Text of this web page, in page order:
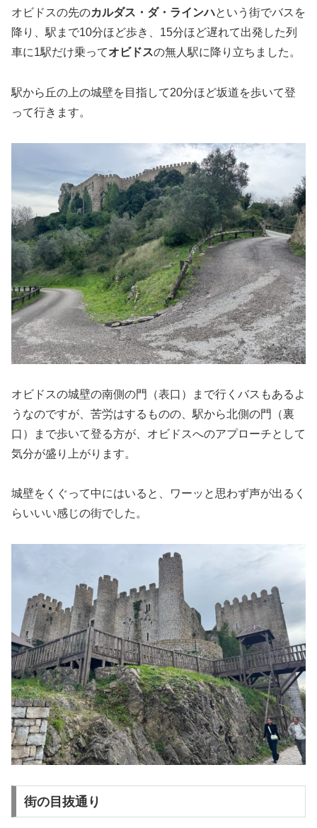
オビドスの先のカルダス・ダ・ラインハという街でバスを
降り、駅まで10分ほど歩き、15分ほど遅れて出発した列
車に1駅だけ乗ってオビドスの無人駅に降り立ちました。
駅から丘の上の城壁を目指して20分ほど坂道を歩いて登
って行きます。
オビドスの城壁の南側の門（表口）まで行くバスもあるよ
うなのですが、苦労はするものの、駅から北側の門（裏
口）まで歩いて登る方が、オビドスへのアプローチとして
気分が盛り上がります。
城壁をくぐって中にはいると、ワーッと思わず声が出るく
らいいい感じの街でした。
街の目抜通り